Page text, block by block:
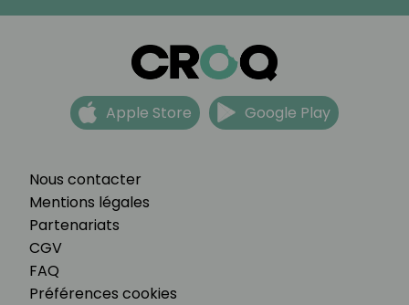
Nous contacter
Mentions légales
Partenariats
CGV
FAQ
Préférences cookies
Apple Store Google Play